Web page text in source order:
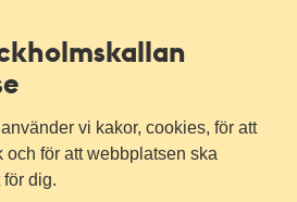
vi kakor, cookies, för att
och för att webbplatsen ska
dig.